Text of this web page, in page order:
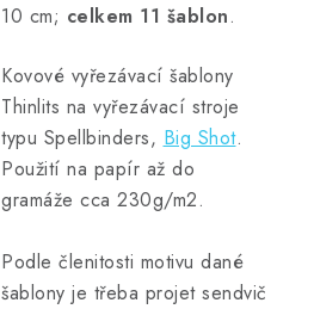
10 cm; celkem 11 šablon.
Kovové vyřezávací šablony
Thinlits na vyřezávací stroje
typu Spellbinders, Big Shot.
Použití na papír až do
gramáže cca 230g/m2.
Podle členitosti motivu dané
šablony je třeba projet sendvič